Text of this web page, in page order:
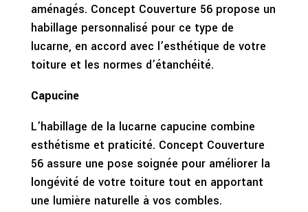
aménagés. Concept Couverture 56 propose un
habillage personnalisé pour ce type de
lucarne, en accord avec l’esthétique de votre
toiture et les normes d’étanchéité.
Capucine
L’habillage de la lucarne capucine combine
esthétisme et praticité. Concept Couverture
56 assure une pose soignée pour améliorer la
longévité de votre toiture tout en apportant
une lumière naturelle à vos combles.